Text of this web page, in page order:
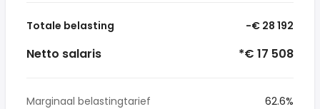
Totale belasting -€ 28 192
Netto salaris *€ 17 508
Marginaal belastingtarief
62.6%